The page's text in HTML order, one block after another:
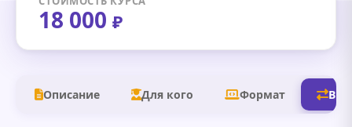
18 000 ₽
Описание Для кого Формат В